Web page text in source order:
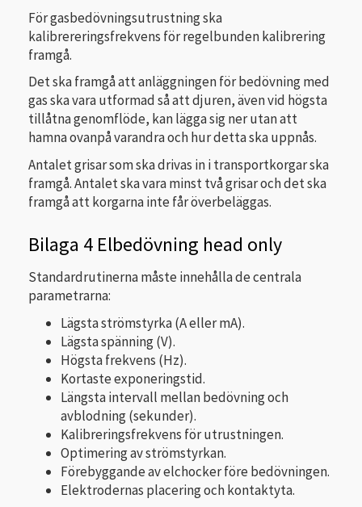
För gasbedövningsutrustning ska
kalibrereringsfrekvens för regelbunden kalibrering
framgå.
Det ska framgå att anläggningen för bedövning med
gas ska vara utformad så att djuren, även vid högsta
tillåtna genomflöde, kan lägga sig ner utan att
hamna ovanpå varandra och hur detta ska uppnås.
Antalet grisar som ska drivas in i transportkorgar ska
framgå. Antalet ska vara minst två grisar och det ska
framgå att korgarna inte får överbeläggas.
Bilaga 4 Elbedövning head only
Standardrutinerna måste innehålla de centrala
parametrarna:
Lägsta strömstyrka (A eller mA).
Lägsta spänning (V).
Högsta frekvens (Hz).
Kortaste exponeringstid.
Längsta intervall mellan bedövning och
avblodning (sekunder).
Kalibreringsfrekvens för utrustningen.
Optimering av strömstyrkan.
Förebyggande av elchocker före bedövningen.
Elektrodernas placering och kontaktyta.